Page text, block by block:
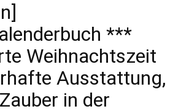
***
Weihnachtszeit
Ausstattung,
in der